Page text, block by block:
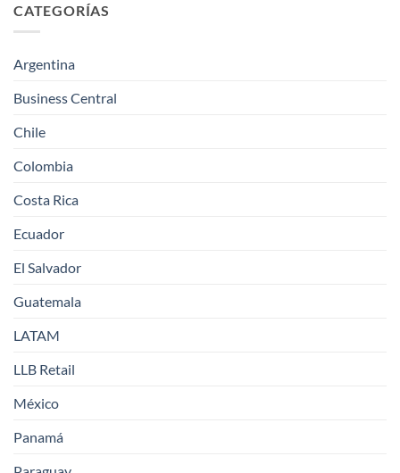
CATEGORÍAS
Argentina
Business Central
Chile
Colombia
Costa Rica
Ecuador
El Salvador
Guatemala
LATAM
LLB Retail
México
Panamá